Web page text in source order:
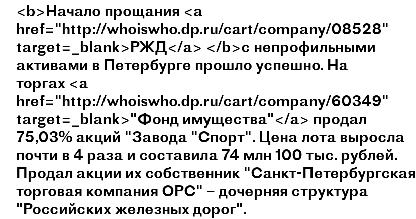
<b>Начало прощания <a
href="http://whoiswho.dp.ru/cart/company/08528"
target=_blank>РЖД</a> </b>с непрофильными
активами в Петербурге прошло успешно. На
торгах <a
href="http://whoiswho.dp.ru/cart/company/60349"
target=_blank>"Фонд имущества"</a> продал
75,03% акций "Завода "Спорт". Цена лота выросла
почти в 4 раза и составила 74 млн 100 тыс. рублей.
Продал акции их собственник "Санкт-Петербургская
торговая компания ОРС" – дочерняя структура
"Российских железных дорог".